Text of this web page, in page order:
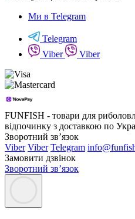
Ми в Telegram
Telegram
Viber
Viber
FUNFISH - товари для
відпочинку з доставкою по
Зворотний зв’язок
Viber Viber Telegram
Замовити дзвінок
Зворотний зв’язок